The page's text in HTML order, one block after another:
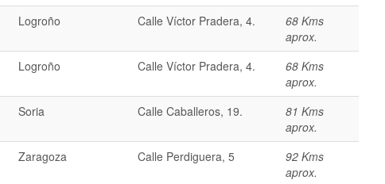
Logroño Calle Víctor Pradera, 4.
68 Kms
aprox.
Logroño Calle Víctor Pradera, 4.
68 Kms
aprox.
Soria Calle Caballeros, 19.
81 Kms
aprox.
Zaragoza Calle Perdiguera, 5
92 Kms
aprox.